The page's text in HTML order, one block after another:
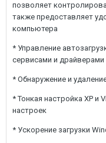
позволяет
также предоставляет
компьютера
* Управление
сервисами и
* Обнаружение и
* Тонкая настройка XP и
настроек
* Ускорение загрузки